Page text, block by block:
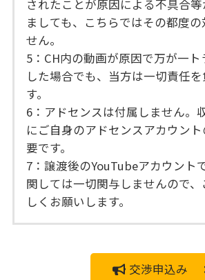
されたことが原因による不具合
ましても、こちらではその都度
せん。
5：CH内の動画が原因で万が一
した場合でも、当方は一切責任
す。
6：アドセンスは付属しません。
にご自身のアドセンスアカウン
要です。
7：譲渡後のYouTubeアカウント
関しては一切関与しませんので、
しくお願いします。
交渉申込み